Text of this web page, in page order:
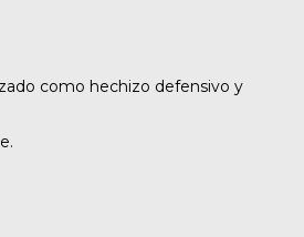
como hechizo defensivo y